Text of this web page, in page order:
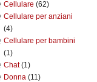
Cellulare (62)
Cellulare per anziani
(4)
Cellulare per bambini
(1)
Chat(1)
Donna (11)